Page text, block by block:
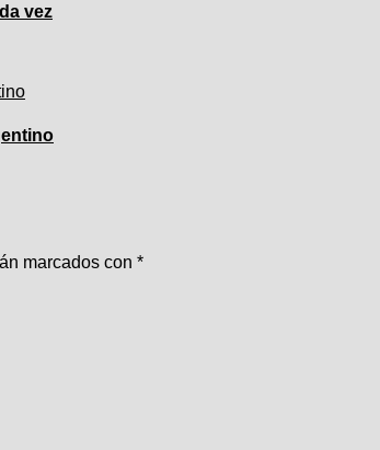
vez
marcados con *